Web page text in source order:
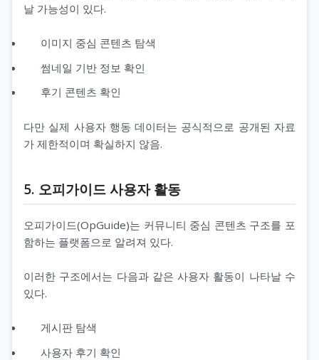
날 가능성이 있다.
이미지 중심 콘텐츠 탐색
썸네일 기반 정보 확인
후기 콘텐츠 확인
다만 실제 사용자 행동 데이터는 공식적으로 공개된 자료
가 제한적이며 확실하지 않음.
5. 오피가이드 사용자 활동
오피가이드(OpGuide)는 커뮤니티 중심 콘텐츠 구조를 포
함하는 플랫폼으로 알려져 있다.
이러한 구조에서는 다음과 같은 사용자 활동이 나타날 수
있다.
게시판 탐색
사용자 후기 확인